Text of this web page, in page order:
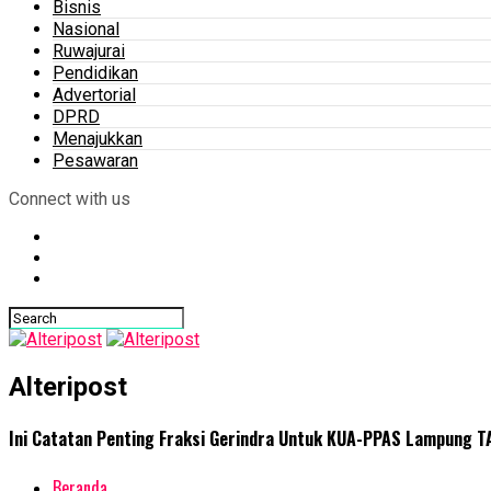
Bisnis
Nasional
Ruwajurai
Pendidikan
Advertorial
DPRD
Menajukkan
Pesawaran
Connect with us
Alteripost
Ini Catatan Penting Fraksi Gerindra Untuk KUA-PPAS Lampung